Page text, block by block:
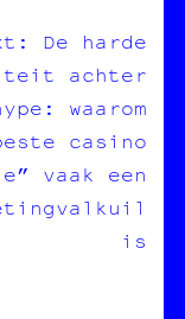
De harde
achter
waarom
casino
vaak een
is